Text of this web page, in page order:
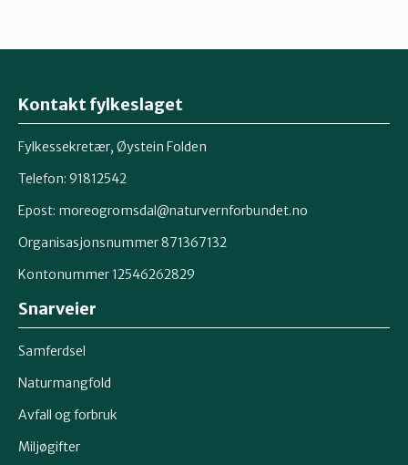
Kontakt fylkeslaget
Fylkessekretær, Øystein Folden
Telefon: 91812542
Epost: moreogromsdal@naturvernforbundet.no
Organisasjonsnummer 871367132
Kontonummer 12546262829
Snarveier
Samferdsel
Naturmangfold
Avfall og forbruk
Miljøgifter